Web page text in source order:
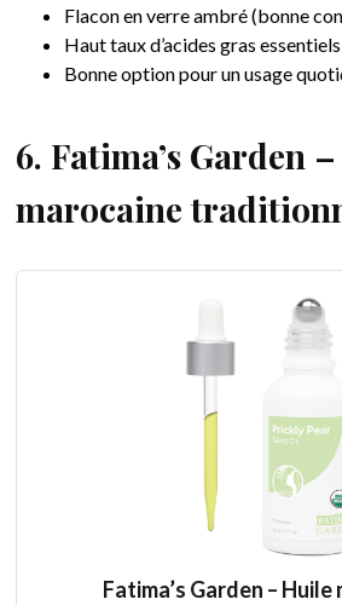
Flacon en verre ambré (bonne
Haut taux d’acides gras essentiels
Bonne option pour un usage
6. Fatima’s Garden
marocaine
Fatima’s Garden –